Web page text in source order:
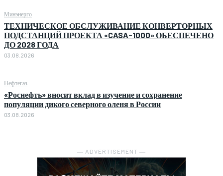
Минэнерго
ТЕХНИЧЕСКОЕ ОБСЛУЖИВАНИЕ КОНВЕРТОРНЫХ
ПОДСТАНЦИЙ ПРОЕКТА «CASA-1000» ОБЕСПЕЧЕНО
ДО 2028 ГОДА
03.08.2026
Нефтегаз
«Роснефть» вносит вклад в изучение и сохранение
популяции дикого северного оленя в России
03.08.2026
― ADVERTISEMENT ―